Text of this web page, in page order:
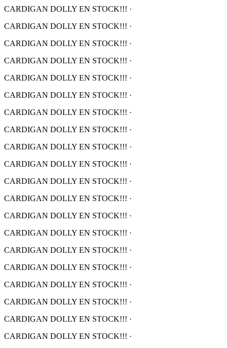
CARDIGAN DOLLY EN STOCK!!! ·
CARDIGAN DOLLY EN STOCK!!! ·
CARDIGAN DOLLY EN STOCK!!! ·
CARDIGAN DOLLY EN STOCK!!! ·
CARDIGAN DOLLY EN STOCK!!! ·
CARDIGAN DOLLY EN STOCK!!! ·
CARDIGAN DOLLY EN STOCK!!! ·
CARDIGAN DOLLY EN STOCK!!! ·
CARDIGAN DOLLY EN STOCK!!! ·
CARDIGAN DOLLY EN STOCK!!! ·
CARDIGAN DOLLY EN STOCK!!! ·
CARDIGAN DOLLY EN STOCK!!! ·
CARDIGAN DOLLY EN STOCK!!! ·
CARDIGAN DOLLY EN STOCK!!! ·
CARDIGAN DOLLY EN STOCK!!! ·
CARDIGAN DOLLY EN STOCK!!! ·
CARDIGAN DOLLY EN STOCK!!! ·
CARDIGAN DOLLY EN STOCK!!! ·
CARDIGAN DOLLY EN STOCK!!! ·
CARDIGAN DOLLY EN STOCK!!! ·